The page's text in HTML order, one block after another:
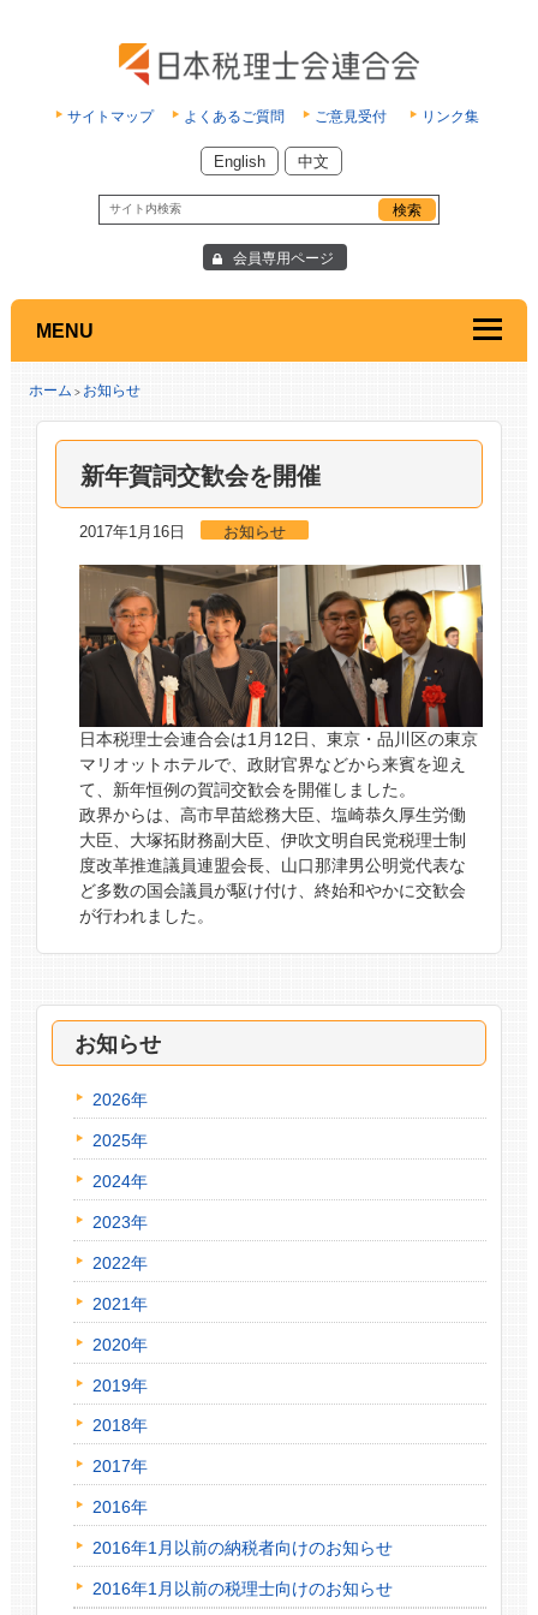
サイトマップ よくあるご質問 ご意見受付 リンク集
English 中文
会員専用ページ
MENU
ホーム > お知らせ
新年賀詞交歓会を開催
2017年1月16日 お知らせ
日本税理士会連合会は1月12日、東京・品川区の東京
マリオットホテルで、政財官界などから来賓を迎え
て、新年恒例の賀詞交歓会を開催しました。
政界からは、高市早苗総務大臣、塩崎恭久厚生労働
大臣、大塚拓財務副大臣、伊吹文明自民党税理士制
度改革推進議員連盟会長、山口那津男公明党代表な
ど多数の国会議員が駆け付け、終始和やかに交歓会
が行われました。
お知らせ
2026年
2025年
2024年
2023年
2022年
2021年
2020年
2019年
2018年
2017年
2016年
2016年1月以前の納税者向けのお知らせ
2016年1月以前の税理士向けのお知らせ